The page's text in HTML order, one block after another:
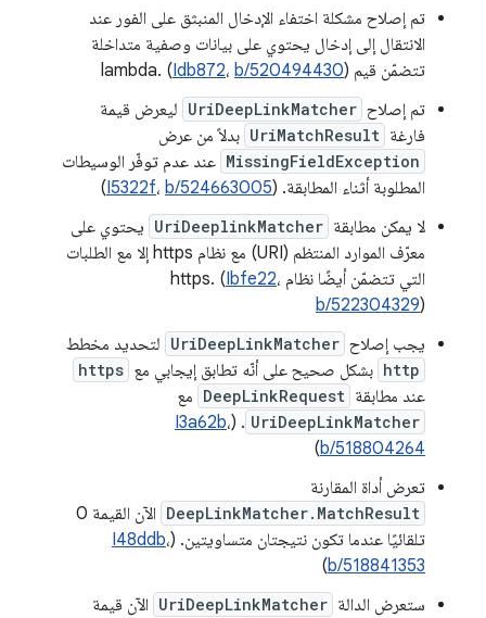
تم إصلاح مشكلة اختفاء الإدخال المنبثق على الفور عند
الانتقال إلى إدخال يحتوي على بيانات وصفية متداخلة
تتضمّن قيم lambda. (
Idb872، b/520494430)
تم إصلاح UriDeepLinkMatcher ليعرض قيمة
فارغة UriMatchResult بدلاً من عرض
MissingFieldException عند عدم توفّر الوسيطات
المطلوبة أثناء المطابقة. (
I5322f، b/524663005
)
لا يمكن مطابقة UriDeeplinkMatcher يحتوي على
معرّف الموارد المنتظم (URI) مع نظام https إلا مع الطلبات
التي تتضمّن أيضًا نظام https. ( Ibfe22،
b/522304329)
يجب إصلاح UriDeepLinkMatcher لتحديد مخطط
http بشكل صحيح على أنّه تطابق إيجابي مع https
عند مطابقة DeepLinkRequest مع
UriDeepLinkMatcher
. (
I3a62b،
b/518804264
)
تعرض أداة المقارنة
DeepLinkMatcher.MatchResult
الآن القيمة 0
تلقائيًا عندما تكون نتيجتان متساويتين. ( I48ddb،
b/518841353
)
ستعرض الدالة UriDeepLinkMatcher الآن قيمة